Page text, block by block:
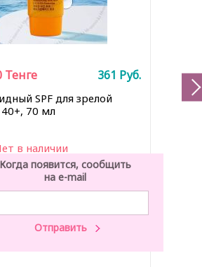
SPF для зрелой
70 мл
в наличии
Тенге 361 Руб.
Когда появится, сообщить
на e-mail